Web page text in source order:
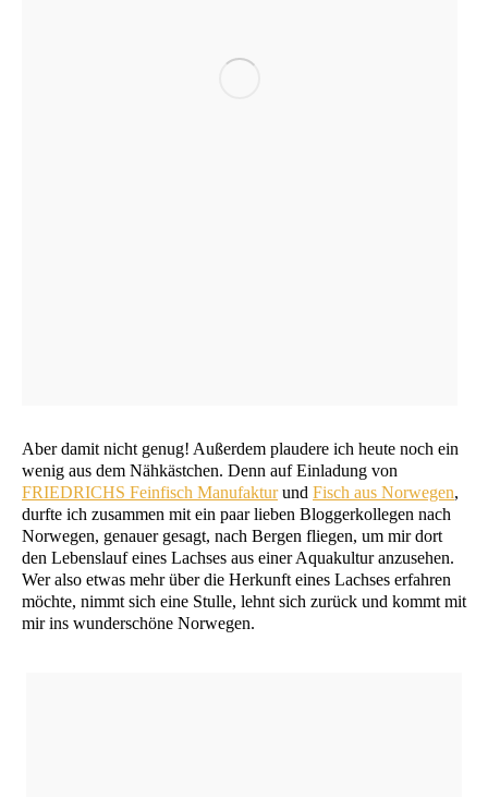
Aber damit nicht genug! Außer­dem plau­de­re ich heu­te noch ein
wenig aus dem Näh­käst­chen. Denn auf Ein­la­dung von
FRIEDRICHS Fein­fisch Manu­fak­turund Fisch aus Nor­we­gen,
durf­te ich zusam­men mit ein paar lie­ben Blog­ger­kol­le­gen nach
Nor­we­gen, genau­er gesagt, nach Ber­gen flie­gen, um mir dort
den Lebens­lauf eines Lach­ses aus einer Aqua­kul­tur anzu­se­hen.
Wer also etwas mehr über die Her­kunft eines Lach­ses erfah­ren
möch­te, nimmt sich eine Stul­le, lehnt sich zurück und kommt mit
mir ins wun­der­schö­ne Norwegen.